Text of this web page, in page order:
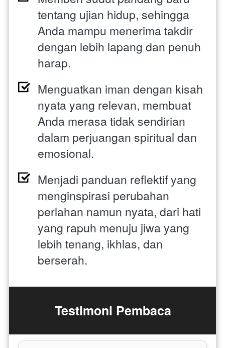
tentang ujian hidup, sehingga
Anda mampu menerima takdir
dengan lebih lapang dan penuh
harap.
Menguatkan iman dengan kisah
nyata yang relevan, membuat
Anda merasa tidak sendirian
dalam perjuangan spiritual dan
emosional.
Menjadi panduan reflektif yang
menginspirasi perubahan
perlahan namun nyata, dari hati
yang rapuh menuju jiwa yang
lebih tenang, ikhlas, dan
berserah.
Testimoni Pembaca